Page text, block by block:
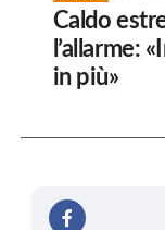
Caldo
l’allarme:
in più»